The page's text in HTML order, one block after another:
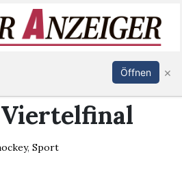
Abonnieren Anmelden
,Sport
Öffnen ×